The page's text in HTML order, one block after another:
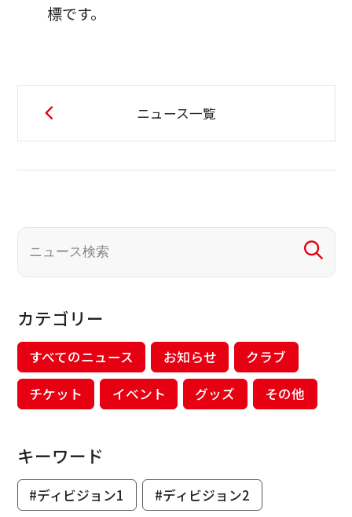
標です。
ニュース一覧
カテゴリー
すべてのニュース お知らせ
クラブ
チケット
イベント グッズ その他
キーワード
#ディビジョン1 #ディビジョン2